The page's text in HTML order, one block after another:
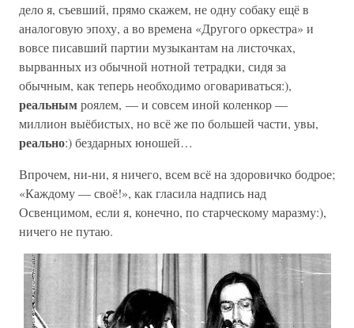
дело я, съевший, прямо скажем, не одну собаку ещё в
аналоговую эпоху, а во времена «Другого оркестра» и
вовсе писавший партии музыкантам на листочках,
вырванных из обычной нотной тетрадки, сидя за
обычным, как теперь необходимо оговариваться:),
реальнымроялем, — и совсем иной коленкор —
миллион выёбистых, но всё же по большей части, увы,
реально:) бездарных юношей…
Впрочем, ни-ни, я ничего, всем всё на здоровичко бодрое;
«Каждому — своё!», как гласила надпись над
Освенцимом, если я, конечно, по старческому маразму:),
ничего не путаю.